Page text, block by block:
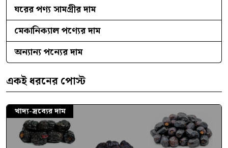
ঘরের পণ্য সামগ্রীর দাম
মেকানিক্যাল পণ্যের দাম
অন্যান্য পন্যের দাম
একই ধরনের পোস্ট
খাদ্য-দ্রব্যের দাম